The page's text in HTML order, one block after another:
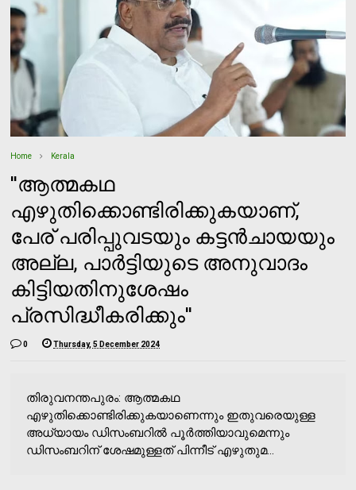
Home Kerala
''ആത്മകഥ
എഴുതിക്കൊണ്ടിരിക്കുകയാണ്,
പേര് പരിപ്പുവടയും കട്ടന്‍ചായയും
അല്ല, പാര്‍ട്ടിയുടെ അനുവാദം
കിട്ടിയതിനുശേഷം
പ്രസിദ്ധീകരിക്കും''
0 Thursday, 5 December 2024
തിരുവനന്തപുരം: ആത്മകഥ
എഴുതിക്കൊണ്ടിരിക്കുകയാണെന്നും ഇതുവരെയുള്ള
അധ്യായം ഡിസംബറില്‍ പൂര്‍ത്തിയാവുമെന്നും
ഡിസംബറിന് ശേഷമുള്ളത് പിന്നീട് എഴുതുമ...